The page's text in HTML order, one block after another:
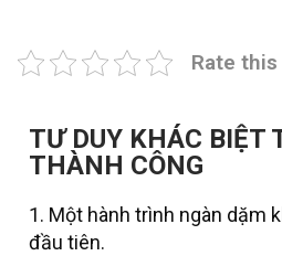
Rate
TƯ DUY KHÁC BIỆT
THÀNH CÔNG
1. Một hành trình ngàn dặm
đầu tiên.